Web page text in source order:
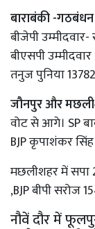
बाराबंकी -गठबंधन
बीजेपी
बीएसपी
तनुज पुनिया
जौनपुर और
वोट से आगे। SP
BJP कृपाशंकर
मछलीशहर में सपा
,BJP बीपी सरोज
नौवें दौर में